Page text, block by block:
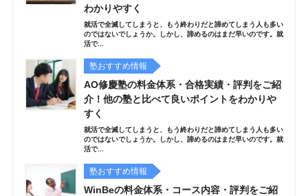
わかりやすく
就活で全滅してしまうと、もう終わりだと諦めてしまう人も多い
のではないでしょうか。しかし、諦めるのはまだ早いのです。就
活で...
塾おすすめ情報
AO修慶塾の料金体系・合格実績・評判をご紹
介！他の塾と比べて良いポイントをわかりや
すく
就活で全滅してしまうと、もう終わりだと諦めてしまう人も多い
のではないでしょうか。しかし、諦めるのはまだ早いのです。就
活で...
塾おすすめ情報
WinBeの料金体系・コース内容・評判をご紹